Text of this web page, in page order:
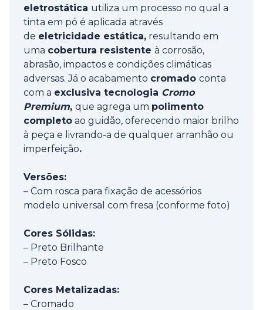
eletrostática utiliza um processo no qual a
tinta em pó é aplicada através
de eletricidade estática, resultando em
uma cobertura resistente à corrosão,
abrasão, impactos e condições climáticas
adversas. Já o acabamento cromado conta
com a exclusiva tecnologia Cromo
Premium, que agrega um polimento
completo ao guidão, oferecendo maior brilho
à peça e livrando-a de qualquer arranhão ou
imperfeição.
Versões:
– Com rosca para fixação de acessórios
modelo universal com fresa (conforme foto)
Cores Sólidas:
– Preto Brilhante
– Preto Fosco
Cores Metalizadas:
– Cromado